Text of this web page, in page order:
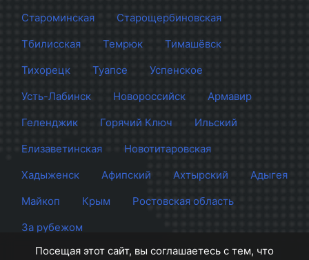
Староминская
Старощербиновская
Тбилисская
Темрюк
Тимашёвск
Тихорецк
Туапсе
Успенское
Усть-Лабинск
Новороссийск
Армавир
Геленджик
Горячий Ключ
Ильский
Елизаветинская
Новотитаровская
Хадыженск
Афипский Ахтырский
Адыгея
Майкоп
Крым
Ростовская область
За рубежом
Посещая этот сайт, вы соглашаетесь с тем, что